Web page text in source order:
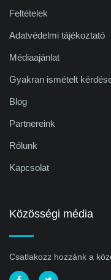
Feltételek
Adatvédelmi tájékoztató
Médiaajánlat
Gyakran ismételt
Blog
Partnereink
Rólunk
Kapcsolat
Közösségi média
Csatlakozz hozzánk a